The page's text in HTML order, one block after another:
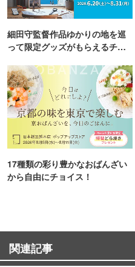
細田守監督作品ゆかりの地を巡
って限定グッズがもらえるチャ
17種類の彩り豊かなおばんざい
から自由にチョイス！
関連記事